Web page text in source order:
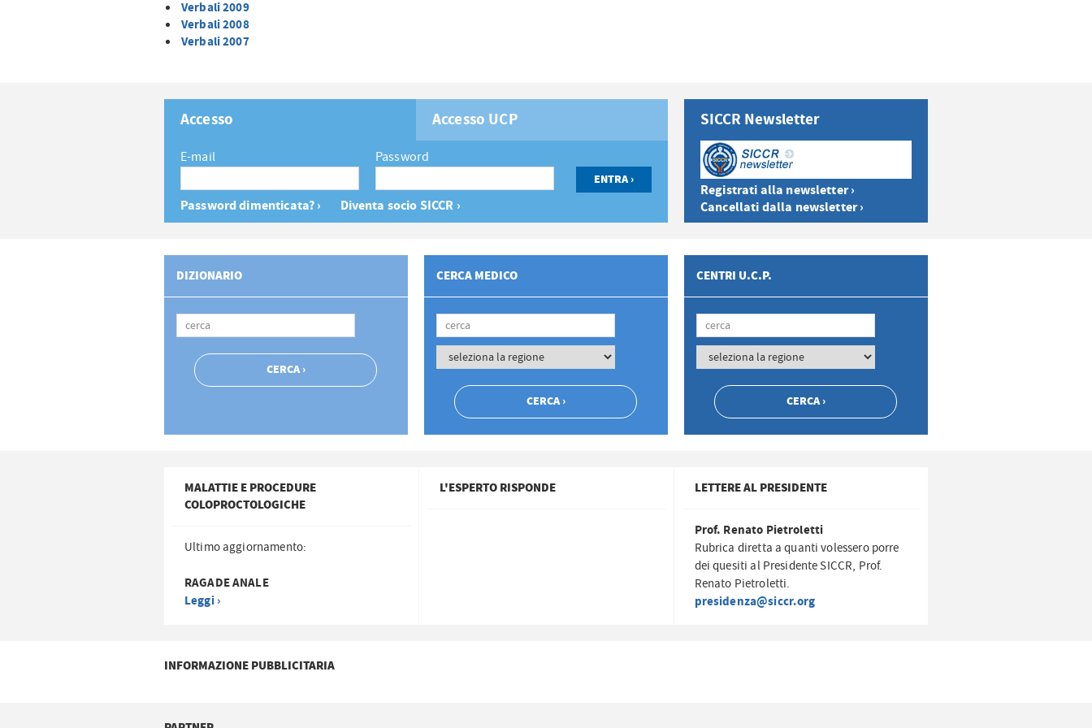
Verbali 2009
Verbali 2008
Verbali 2007
Accesso Accesso UCP
E-mail Password
Password dimenticata? › Diventa socio SICCR ›
SICCR Newsletter
Registrati alla newsletter ›
Cancellati dalla newsletter ›
DIZIONARIO CERCA MEDICO CENTRI U.C.P.
MALATTIE E PROCEDURE
COLOPROCTOLOGICHE
Ultimo aggiornamento:
RAGADE ANALE
Leggi ›
L'ESPERTO RISPONDE LETTERE AL PRESIDENTE
Prof. Renato Pietroletti
Rubrica diretta a quanti volessero porre
dei quesiti al Presidente SICCR, Prof.
Renato Pietroletti.
presidenza@siccr.org
INFORMAZIONE PUBBLICITARIA